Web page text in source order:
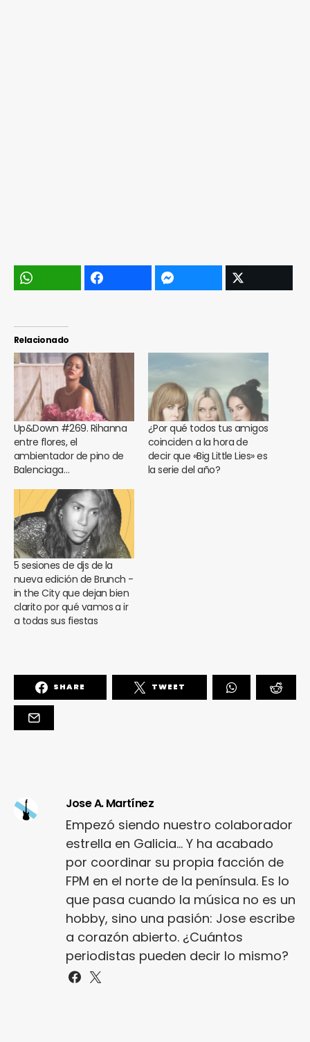
Relacionado
Up&Down #269. Rihanna
entre flores, el
ambientador de pino de
Balenciaga…
¿Por qué todos tus amigos
coinciden a la hora de
decir que «Big Little Lies» es
la serie del año?
5 sesiones de djs de la
nueva edición de Brunch -
in the City que dejan bien
clarito por qué vamos a ir
a todas sus fiestas
SHARE TWEET
Jose A. Martínez
Empezó siendo nuestro colaborador
estrella en Galicia... Y ha acabado
por coordinar su propia facción de
FPM en el norte de la península. Es lo
que pasa cuando la música no es un
hobby, sino una pasión: Jose escribe
a corazón abierto. ¿Cuántos
periodistas pueden decir lo mismo?